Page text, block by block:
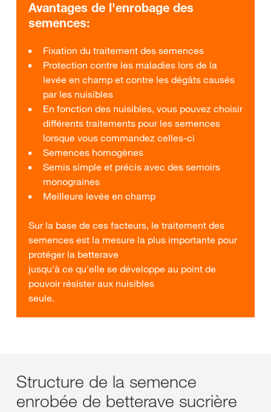
Avantages de l'enrobage des
semences:
Fixation du traitement des semences
Protection contre les maladies lors de la
levée en champ et contre les dégâts causés
par les nuisibles
En fonction des nuisibles, vous pouvez choisir
différents traitements pour les semences
lorsque vous commandez celles-ci
Semences homogènes
Semis simple et précis avec des semoirs
monograines
Meilleure levée en champ
Sur la base de ces facteurs, le traitement des
semences est la mesure la plus importante pour
protéger la betterave
jusqu'à ce qu'elle se développe au point de
pouvoir résister aux nuisibles
seule.
Structure de la semence
enrobée de betterave sucrière